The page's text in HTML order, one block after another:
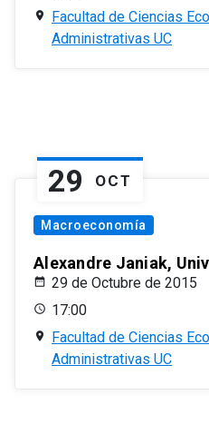
Facultad de Ciencias
Administrativas UC
29 OCT
Macroeconomía
Alexandre Janiak,
29 de Octubre de 2015
17:00
Facultad de Ciencias
Administrativas UC